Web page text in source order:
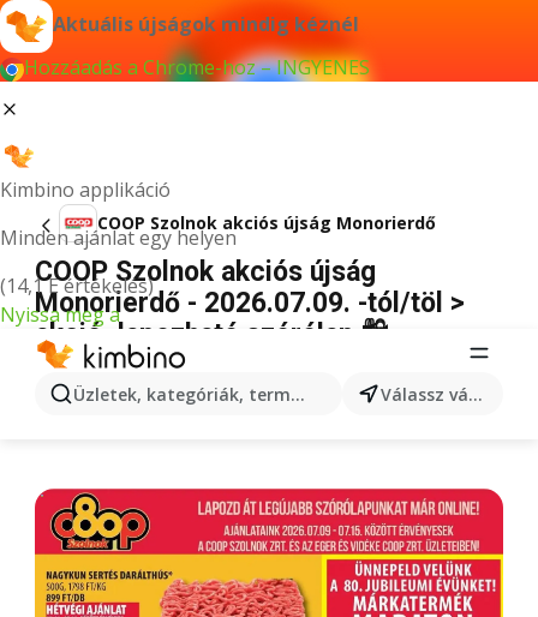
Aktuális újságok mindig kéznél
Hozzáadás a Chrome-hoz – INGYENES
Kimbino applikáció
Minden ajánlat egy helyen
(14,1 E értékelés)
Nyissa meg a
Üzletek, kategóriák, termékek keresése... Válassz várost
COOP Szolnok akciós újság Monorierdő
COOP Szolnok akciós újság
Monorierdő - 2026.07.09. -tól/töl >
akció, lapozható szórólap 🛍️